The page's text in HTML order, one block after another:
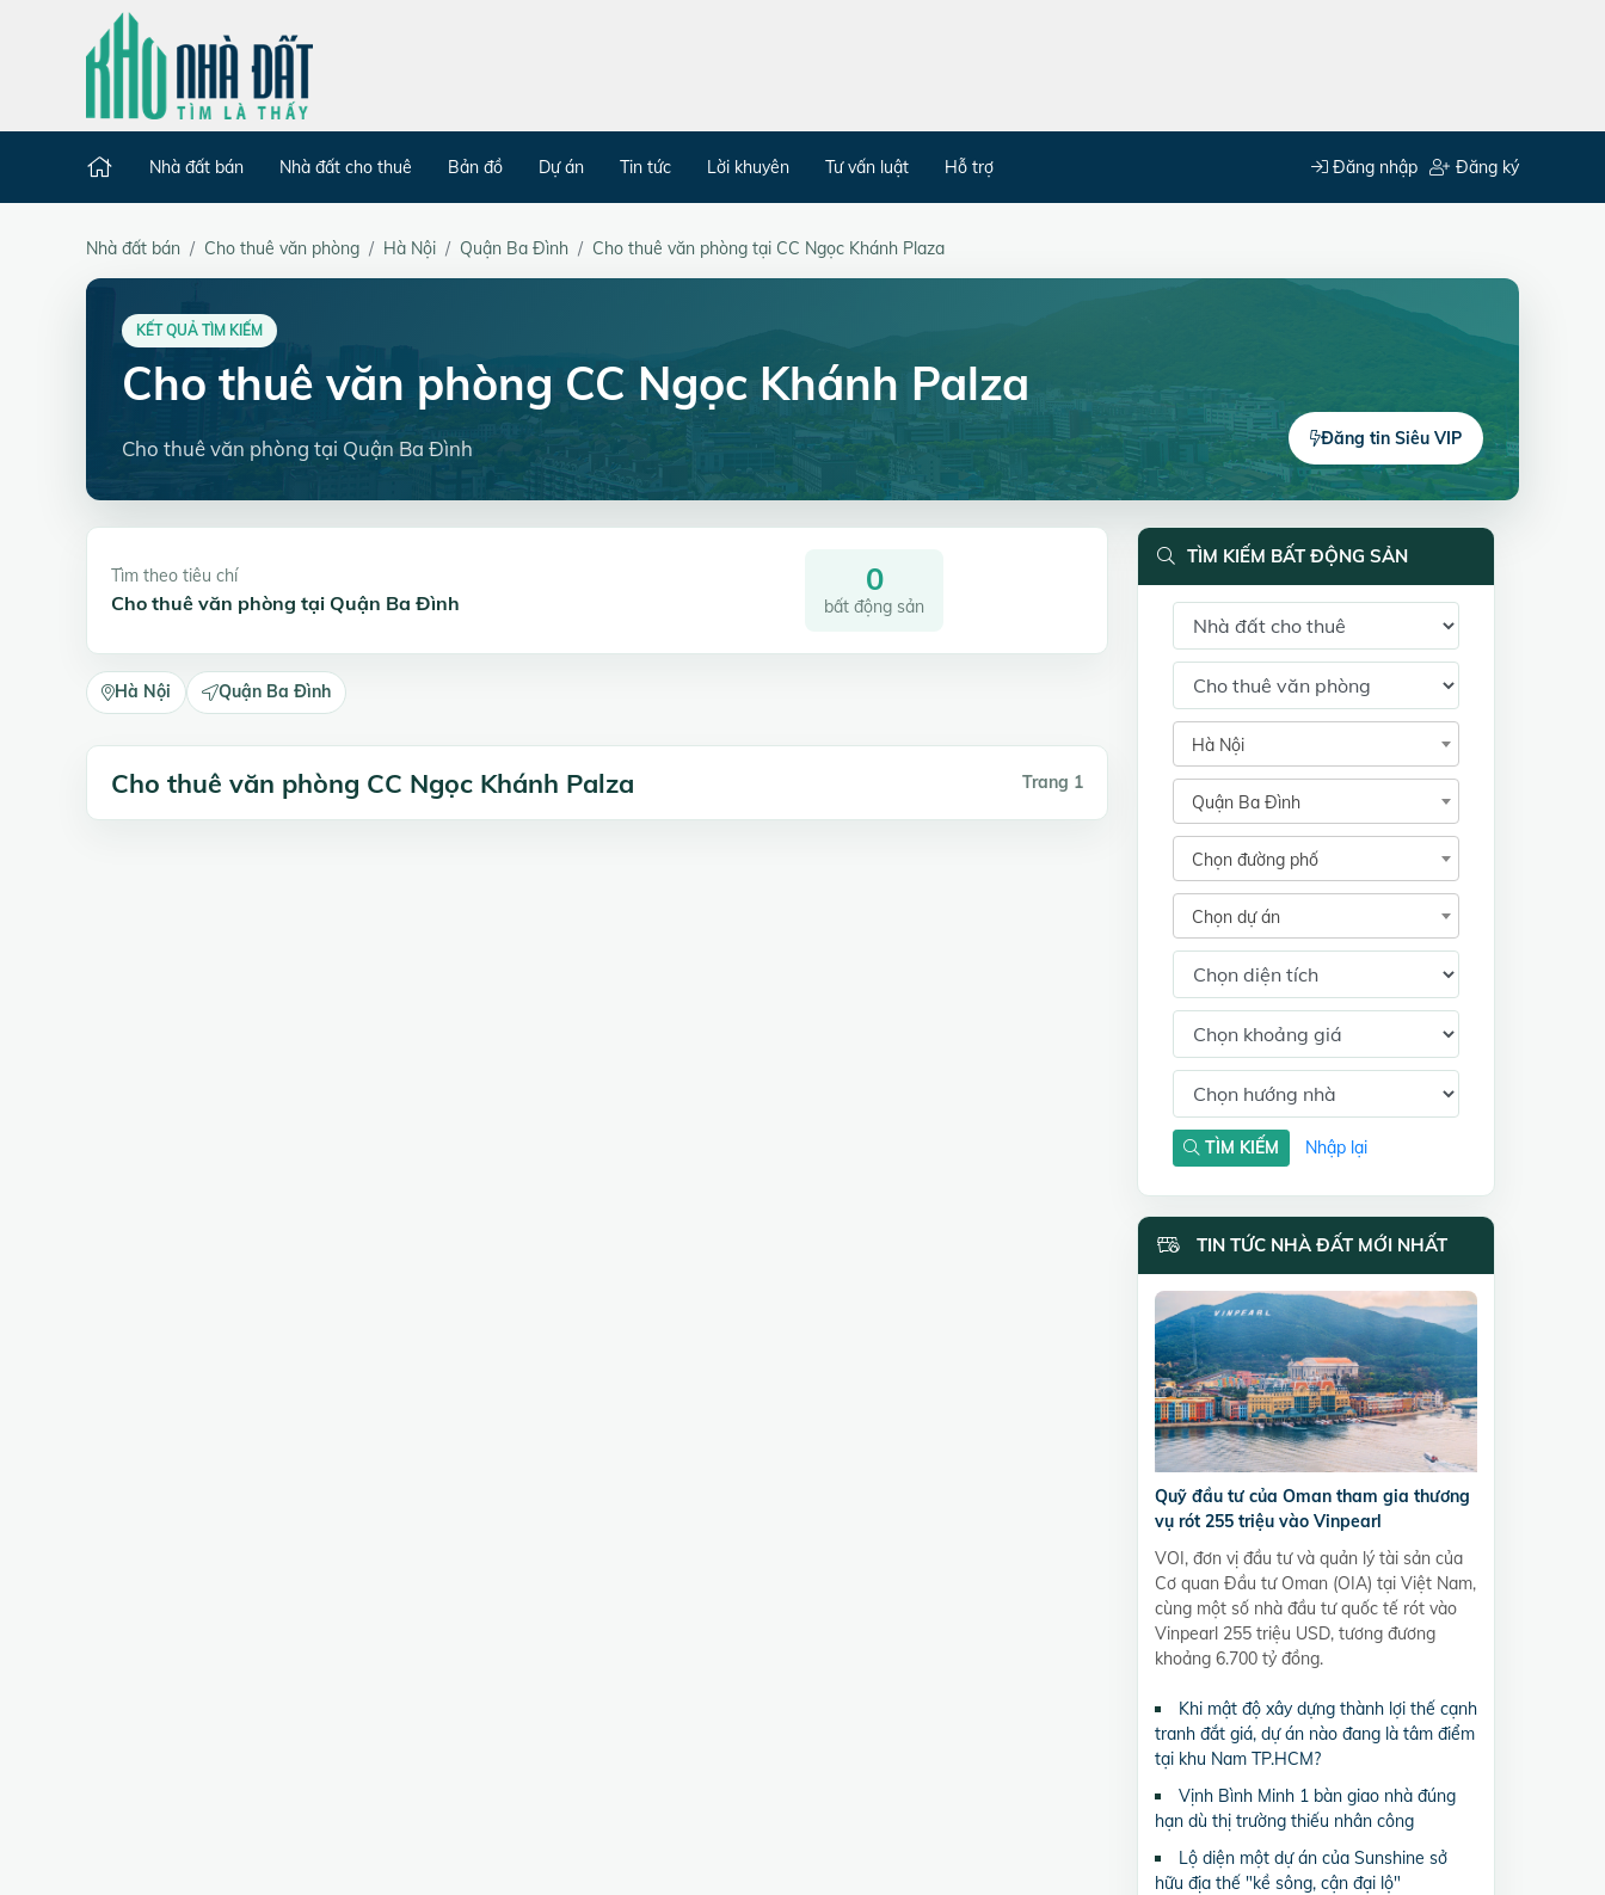
Nhà đất bán Nhà đất cho thuê Bản đồ Dự án Tin tức Lời khuyên Tư vấn luật Hỗ trợ Đăng nhập Đăng ký
Nhà đất bán Cho thuê văn phòng Hà Nội Quận Ba Đình Cho thuê văn phòng tại CC Ngọc Khánh Plaza
KẾT QUẢ TÌM KIẾM
Cho thuê văn phòng CC Ngọc Khánh Palza
Cho thuê văn phòng tại Quận Ba Đình Đăng tin Siêu VIP
Tìm theo tiêu chí
Cho thuê văn phòng tại Quận Ba Đình
0
bất động sản
Hà Nội Quận Ba Đình
Cho thuê văn phòng CC Ngọc Khánh Palza Trang 1
TÌM KIẾM BẤT ĐỘNG SẢN
Hà Nội
Quận Ba Đình
Chọn đường phố
Chọn dự án
TÌM KIẾM Nhập lại
TIN TỨC NHÀ ĐẤT MỚI NHẤT
Quỹ đầu tư của Oman tham gia thương
vụ rót 255 triệu vào Vinpearl
VOI, đơn vị đầu tư và quản lý tài sản của
Cơ quan Đầu tư Oman (OIA) tại Việt Nam,
cùng một số nhà đầu tư quốc tế rót vào
Vinpearl 255 triệu USD, tương đương
khoảng 6.700 tỷ đồng.
Khi mật độ xây dựng thành lợi thế cạnh
tranh đắt giá, dự án nào đang là tâm điểm
tại khu Nam TP.HCM?
Vịnh Bình Minh 1 bàn giao nhà đúng
hạn dù thị trường thiếu nhân công
Lộ diện một dự án của Sunshine sở
hữu địa thế "kề sông, cận đại lộ"